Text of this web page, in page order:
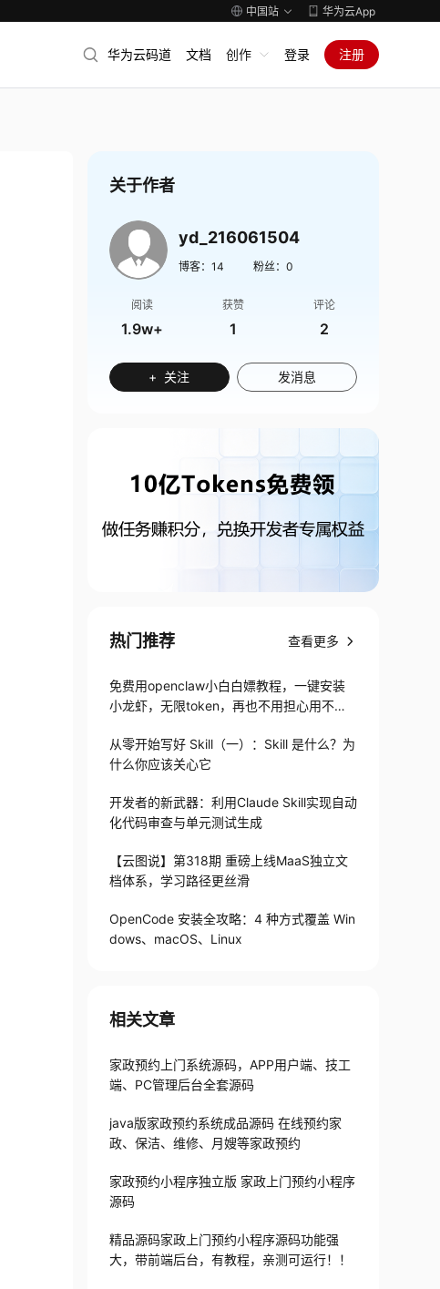
中国站 华为云App
华为云码道 文档 创作 登录 注册
关于作者
yd_216061504
博客： 14 粉丝： 0
阅读
1.9w+
获赞
1
评论
2
+ 关注 发消息
热门推荐 查看更多
免费用openclaw小白白嫖教程，一键安装
小龙虾，无限token，再也不用担心用不起
从零开始写好 Skill（一）：Skill 是什么？为
什么你应该关心它
开发者的新武器：利用Claude Skill实现自动
化代码审查与单元测试生成
【云图说】第318期 重磅上线MaaS独立文
档体系，学习路径更丝滑
OpenCode 安装全攻略：4 种方式覆盖 Win
dows、macOS、Linux
相关文章
家政预约上门系统源码，APP用户端、技工
端、PC管理后台全套源码
java版家政预约系统成品源码 在线预约家
政、保洁、维修、月嫂等家政预约
家政预约小程序独立版 家政上门预约小程序
源码
精品源码家政上门预约小程序源码功能强
大，带前端后台，有教程，亲测可运行！！